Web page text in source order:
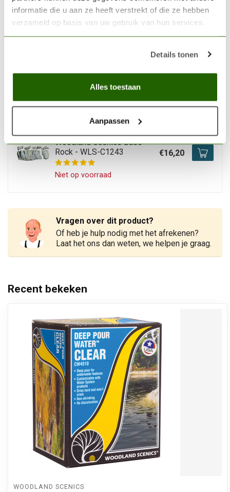
informatie die u aan ze heeft verstrekt of die ze hebben
verzameld op basis van uw gebruik van hun services.
Details tonen
Alles toestaan
Aanpassen
Niet op voorraad
Woodland Scenics Shakers
Niet op voorraad
€11,20
Woodland Scenics Base
Rock - WLS-C1243
Niet op voorraad
€16,20
Vragen over dit product?
Of heb je hulp nodig met het afrekenen?
Laat het ons dan weten, we helpen je graag.
Recent bekeken
WOODLAND SCENICS